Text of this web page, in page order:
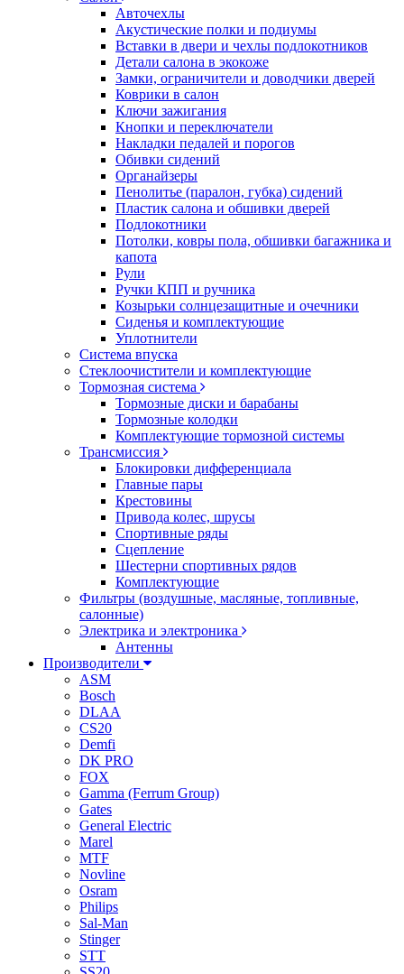
Авточехлы
Акустические полки и подиумы
Вставки в двери и чехлы подлокотников
Детали салона в экокоже
Замки, ограничители и доводчики дверей
Коврики в салон
Ключи зажигания
Кнопки и переключатели
Накладки педалей и порогов
Обивки сидений
Органайзеры
Пенолитье (паралон, губка) сидений
Пластик салона и обшивки дверей
Подлокотники
Потолки, ковры пола, обшивки багажника и
капота
Рули
Ручки КПП и ручника
Козырьки солнцезащитные и очечники
Сиденья и комплектующие
Уплотнители
Система впуска
Стеклоочистители и комплектующие
Тормозная система
Тормозные диски и барабаны
Тормозные колодки
Комплектующие тормозной системы
Трансмиссия
Блокировки дифференциала
Главные пары
Крестовины
Привода колес, шрусы
Спортивные ряды
Сцепление
Шестерни спортивных рядов
Комплектующие
Фильтры (воздушные, масляные, топливные,
салонные)
Электрика и электроника
Антенны
Производители
ASM
Bosch
DLAA
CS20
Demfi
DK PRO
FOX
Gamma (Ferrum Group)
Gates
General Electric
Marel
MTF
Novline
Osram
Philips
Sal-Man
Stinger
STT